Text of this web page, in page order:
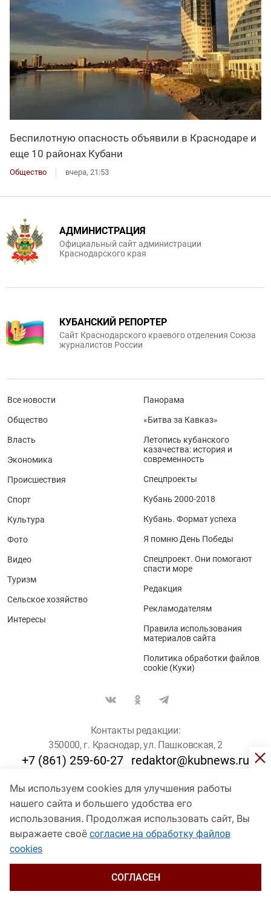
Беспилотную опасность объявили в Краснодаре и
еще 10 районах Кубани
Общество вчера, 21:53
Мы используем cookies для улучшения работы
нашего сайта и большего удобства его
использования. Продолжая использовать сайт, Вы
выражаете своё согласие на обработку файлов
cookies
СОГЛАСЕН
АДМИНИСТРАЦИЯ
Официальный сайт администрации
Краснодарского края
КУБАНСКИЙ РЕПОРТЕР
Сайт Краснодарского краевого отделения Союза
журналистов России
Все новости
Общество
Власть
Экономика
Происшествия
Спорт
Культура
Фото
Видео
Туризм
Сельское хозяйство
Интересы
Панорама
«Битва за Кавказ»
Летопись кубанского
казачества: история и
современность
Спецпроекты
Кубань 2000-2018
Кубань. Формат успеха
Я помню День Победы
Спецпроект. Они помогают
спасти море
Редакция
Рекламодателям
Правила использования
материалов сайта
Политика обработки файлов
cookie (Куки)
Контакты редакции:
350000, г. Краснодар, ул. Пашковская, 2
+7 (861) 259-60-27 redaktor@kubnews.ru
Для пользователей старше 16 лет
© Кубанские Новости, 2017
Сетевое издание «kubnews» зарегистрировано Федеральной
службой по надзору в сфере связи, информационных технологий
и массовых коммуникаций (Роскомнадзор). Регистрационный
Пашковская, 2). Главный редактор – Филиппов О. Ю.